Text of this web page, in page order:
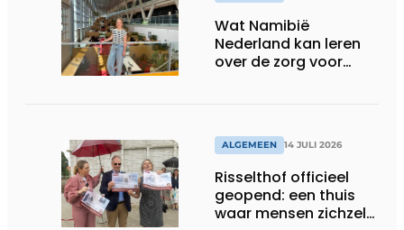
Wat Namibië
Nederland kan leren
over de zorg voor
ALGEMEEN 14 JULI 2026
Risselthof officieel
geopend: een thuis
waar mensen zichzelf